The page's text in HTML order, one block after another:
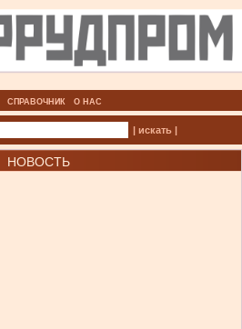
СПРАВОЧНИК О НАС
| искать |
НОВОСТЬ